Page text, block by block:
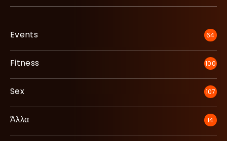
Events 64
Fitness 100
Sex 107
Άλλα 14